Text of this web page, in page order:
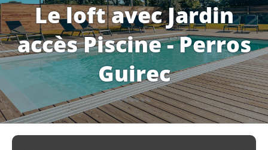
Le loft avec Jardin
accès Piscine - Perros
Guirec